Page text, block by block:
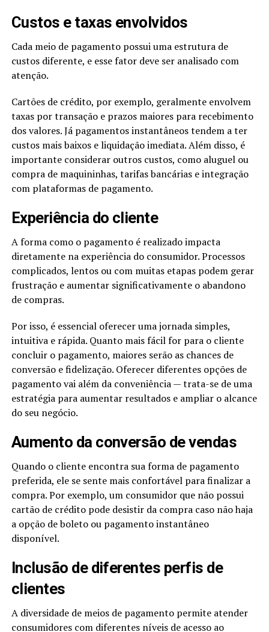
Custos e taxas envolvidos
Cada meio de pagamento possui uma estrutura de
custos diferente, e esse fator deve ser analisado com
atenção.
Cartões de crédito, por exemplo, geralmente envolvem
taxas por transação e prazos maiores para recebimento
dos valores. Já pagamentos instantâneos tendem a ter
custos mais baixos e liquidação imediata. Além disso, é
importante considerar outros custos, como aluguel ou
compra de maquininhas, tarifas bancárias e integração
com plataformas de pagamento.
Experiência do cliente
A forma como o pagamento é realizado impacta
diretamente na experiência do consumidor. Processos
complicados, lentos ou com muitas etapas podem gerar
frustração e aumentar significativamente o abandono
de compras.
Por isso, é essencial oferecer uma jornada simples,
intuitiva e rápida. Quanto mais fácil for para o cliente
concluir o pagamento, maiores serão as chances de
conversão e fidelização. Oferecer diferentes opções de
pagamento vai além da conveniência — trata-se de uma
estratégia para aumentar resultados e ampliar o alcance
do seu negócio.
Aumento da conversão de vendas
Quando o cliente encontra sua forma de pagamento
preferida, ele se sente mais confortável para finalizar a
compra. Por exemplo, um consumidor que não possui
cartão de crédito pode desistir da compra caso não haja
a opção de boleto ou pagamento instantâneo
disponível.
Inclusão de diferentes perfis de
clientes
A diversidade de meios de pagamento permite atender
consumidores com diferentes níveis de acesso ao